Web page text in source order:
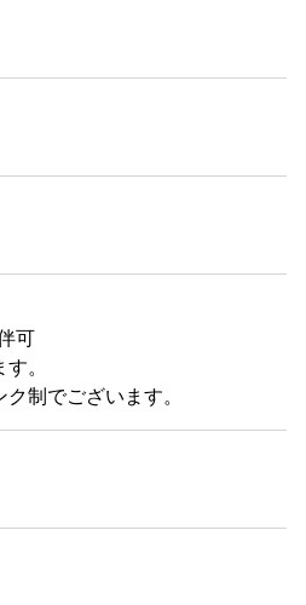
可
。
制でございます。